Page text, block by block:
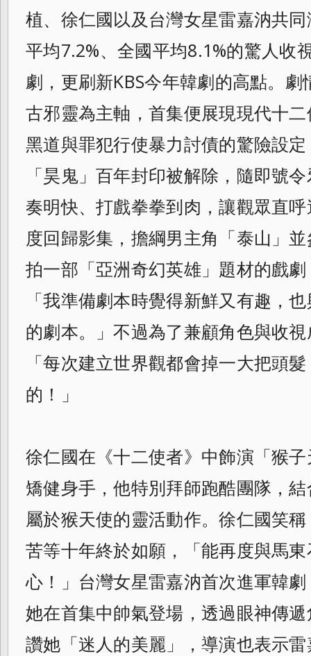
植、徐仁國以及台灣女星雷嘉汭共
平均7.2%、全國平均8.1%的驚人收
劇，更刷新KBS今年韓劇的高點。
古邪靈為主軸，首集便展現現代十
黑道與罪犯行使暴力討債的驚險設
「昊鬼」百年封印被解除，隨即號
奏明快、打戲拳拳到肉，讓觀眾直
度回歸影集，擔綱男主角「泰山」
拍一部「亞洲奇幻英雄」題材的戲
「我準備劇本時覺得新鮮又有趣，
的劇本。」不過為了兼顧角色與收
「每次建立世界觀都會掉一大把頭
的！」
徐仁國在《十二使者》中飾演「猴
矯健身手，他特別拜師跑酷團隊，
屬於猴天使的靈活動作。徐仁國笑
苦等十年終於如願，「能再度與馬
心！」台灣女星雷嘉汭首次進軍韓
她在首集中帥氣登場，透過眼神傳
讚她「迷人的美麗」，導演也表示